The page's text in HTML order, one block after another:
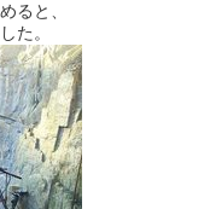
ると、
た。